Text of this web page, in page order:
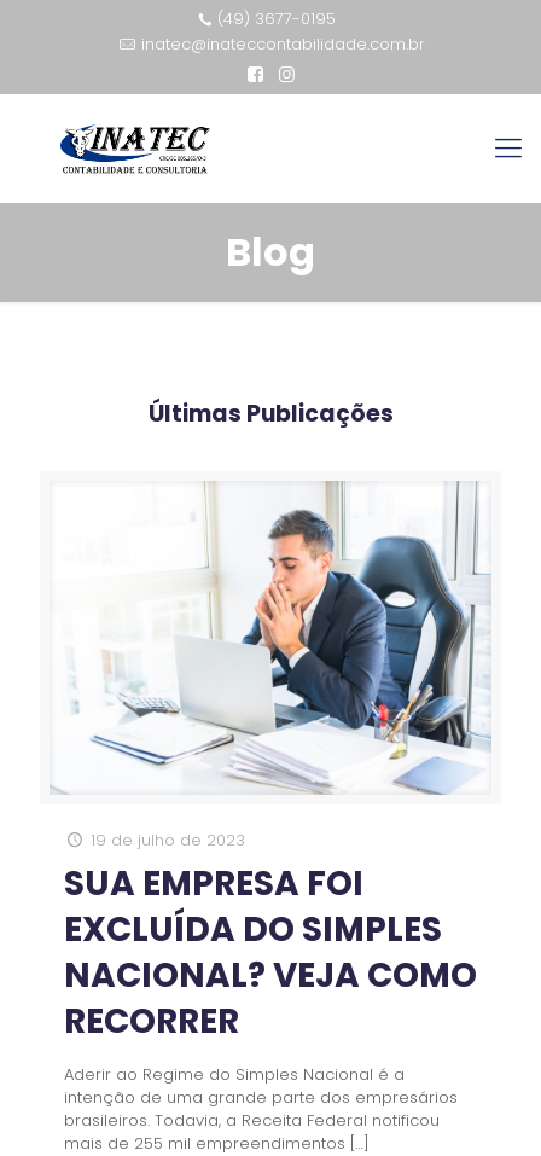
(49) 3677-0195
inatec@inateccontabilidade.com.br
Blog
Últimas Publicações
19 de julho de 2023
SUA EMPRESA FOI
EXCLUÍDA DO SIMPLES
NACIONAL? VEJA COMO
RECORRER
Aderir ao Regime do Simples Nacional é a
intenção de uma grande parte dos empresários
brasileiros. Todavia, a Receita Federal notificou
mais de 255 mil empreendimentos […]